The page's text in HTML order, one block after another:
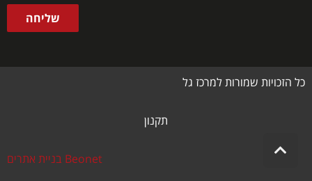
שליחה
כל הזכויות שמורות למרכז גל
תקנון
Beonet בניית אתרים
גלילה